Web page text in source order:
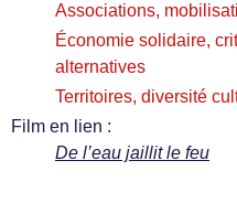
Associations,
Économie solidaire,
alternatives
Territoires, diversité
Film en lien :
De l’eau jaillit le feu